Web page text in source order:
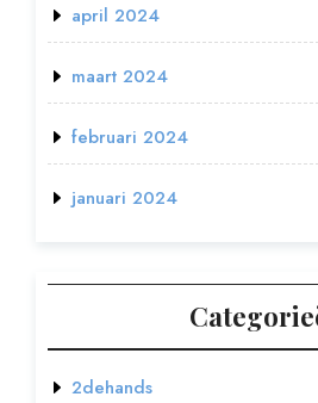
april 2024
maart 2024
februari 2024
januari 2024
2dehands